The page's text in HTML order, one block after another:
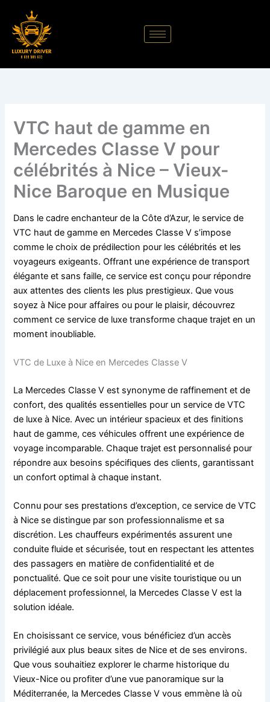
contenu
VTC haut de gamme en
Mercedes Classe V pour
célébrités à Nice – Vieux-
Nice Baroque en Musique
Dans le cadre enchanteur de la Côte d’Azur, le service de
VTC haut de gamme en Mercedes Classe V s’impose
comme le choix de prédilection pour les célébrités et les
voyageurs exigeants. Offrant une expérience de transport
élégante et sans faille, ce service est conçu pour répondre
aux attentes des clients les plus prestigieux. Que vous
soyez à Nice pour affaires ou pour le plaisir, découvrez
comment ce service de luxe transforme chaque trajet en un
moment inoubliable.
VTC de Luxe à Nice en Mercedes Classe V
La Mercedes Classe V est synonyme de raffinement et de
confort, des qualités essentielles pour un service de VTC
de luxe à Nice. Avec un intérieur spacieux et des finitions
haut de gamme, ces véhicules offrent une expérience de
voyage incomparable. Chaque trajet est personnalisé pour
répondre aux besoins spécifiques des clients, garantissant
un confort optimal à chaque instant.
Connu pour ses prestations d’exception, ce service de VTC
à Nice se distingue par son professionnalisme et sa
discrétion. Les chauffeurs expérimentés assurent une
conduite fluide et sécurisée, tout en respectant les attentes
des passagers en matière de confidentialité et de
ponctualité. Que ce soit pour une visite touristique ou un
déplacement professionnel, la Mercedes Classe V est la
solution idéale.
En choisissant ce service, vous bénéficiez d’un accès
privilégié aux plus beaux sites de Nice et de ses environs.
Que vous souhaitiez explorer le charme historique du
Vieux-Nice ou profiter d’une vue panoramique sur la
Méditerranée, la Mercedes Classe V vous emmène là où